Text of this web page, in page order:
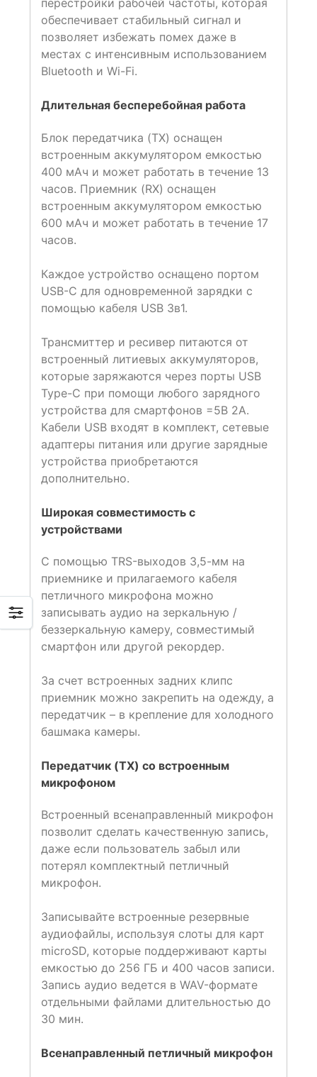
перестройки рабочей частоты, которая
обеспечивает стабильный сигнал и
позволяет избежать помех даже в
местах с интенсивным использованием
Bluetooth и Wi-Fi.
Длительная бесперебойная работа
Блок передатчика (TX) оснащен
встроенным аккумулятором емкостью
400 мАч и может работать в течение 13
часов. Приемник (RX) оснащен
встроенным аккумулятором емкостью
600 мАч и может работать в течение 17
часов.
Каждое устройство оснащено портом
USB-C для одновременной зарядки с
помощью кабеля USB 3в1.
Трансмиттер и ресивер питаются от
встроенный литиевых аккумуляторов,
которые заряжаются через порты USB
Type-C при помощи любого зарядного
устройства для смартфонов =5В 2А.
Кабели USB входят в комплект, сетевые
адаптеры питания или другие зарядные
устройства приобретаются
дополнительно.
Широкая совместимость с
устройствами
С помощью TRS-выходов 3,5-мм на
приемнике и прилагаемого кабеля
петличного микрофона можно
записывать аудио на зеркальную /
беззеркальную камеру, совместимый
смартфон или другой рекордер.
За счет встроенных задних клипс
приемник можно закрепить на одежду, а
передатчик – в крепление для холодного
башмака камеры.
Передатчик (TX) со встроенным
микрофоном
Встроенный всенаправленный микрофон
позволит сделать качественную запись,
даже если пользователь забыл или
потерял комплектный петличный
микрофон.
Записывайте встроенные резервные
аудиофайлы, используя слоты для карт
microSD, которые поддерживают карты
емкостью до 256 ГБ и 400 часов записи.
Запись аудио ведется в WAV-формате
отдельными файлами длительностью до
30 мин.
Всенаправленный петличный микрофон